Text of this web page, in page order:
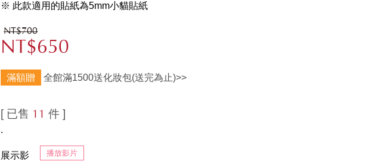
※ 此款適用的貼紙為5mm小貓貼紙
NT$700
NT$650
滿額贈 全館滿1500送化妝包(送完為止)>>
[ 已售 11 件 ]
.
展示影
播放影片